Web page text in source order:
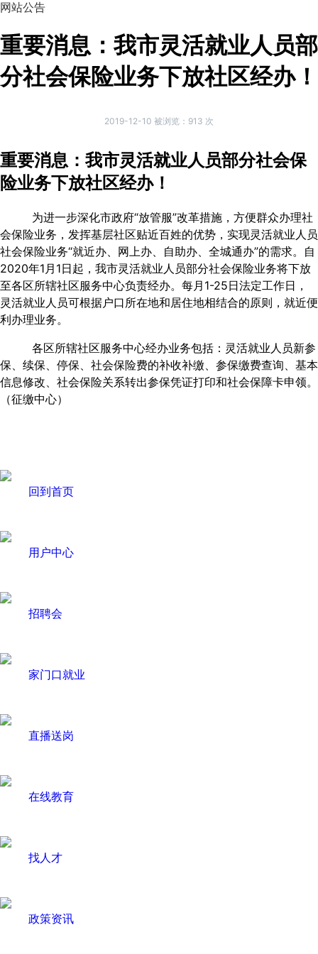
网站公告
重要消息：我市灵活就业人员部
分社会保险业务下放社区经办！
2019-12-10 被浏览： 913 次
重要消息：我市灵活就业人员部分社会保
险业务下放社区经办！
为进一步深化市政府“放管服”改革措施，方便群众办理社
会保险业务，发挥基层社区贴近百姓的优势，实现灵活就业人员
社会保险业务“就近办、网上办、自助办、全城通办”的需求。自
2020年1月1日起，我市灵活就业人员部分社会保险业务将下放
至各区所辖社区服务中心负责经办。每月1-25日法定工作日，
灵活就业人员可根据户口所在地和居住地相结合的原则，就近便
利办理业务。
各区所辖社区服务中心经办业务包括：灵活就业人员新参
保、续保、停保、社会保险费的补收补缴、参保缴费查询、基本
信息修改、社会保险关系转出参保凭证打印和社会保障卡申领。
（征缴中心）
回到首页
用户中心
招聘会
家门口就业
直播送岗
在线教育
找人才
政策资讯